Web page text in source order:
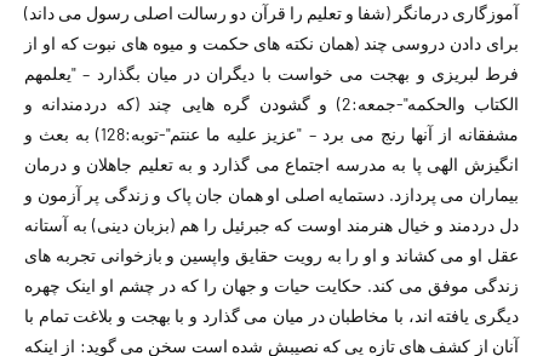
آموزگاری درمانگر (شفا و تعلیم را قرآن دو رسالت اصلی رسول می داند)
برای دادن دروسی چند (همان نکته های حکمت و میوه های نبوت که او از
فرط لبریزی و بهجت می خواست با دیگران در میان بگذارد – "یعلمهم
الکتاب والحکمه"-جمعه:2) و گشودن گره هایی چند (که دردمندانه و
مشفقانه از آنها رنج می برد – "عزیز علیه ما عنتم"-توبه:128) به بعث و
انگیزش الهی پا به مدرسه اجتماع می گذارد و به تعلیم جاهلان و درمان
بیماران می پردازد. دستمایه اصلی او همان جان پاک و زندگی پر آزمون و
دل دردمند و خیال هنرمند اوست که جبرئیل را هم (بزبان دینی) به آستانه
عقل او می کشاند و او را به رویت حقایق واپسین و بازخوانی تجربه های
زندگی موفق می کند. حکایت حیات و جهان را که در چشم او اینک چهره
دیگری یافته اند، با مخاطبان در میان می گذارد و با بهجت و بلاغت تمام با
آنان از کشف های تازه یی که نصیبش شده است سخن می گوید: از اینکه